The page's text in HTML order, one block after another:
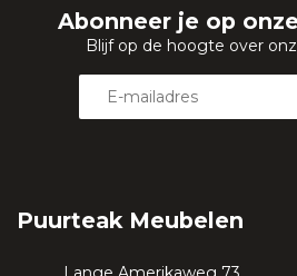
Abonneer je op
Blijf op de hoogte over
Puurteak Meubelen